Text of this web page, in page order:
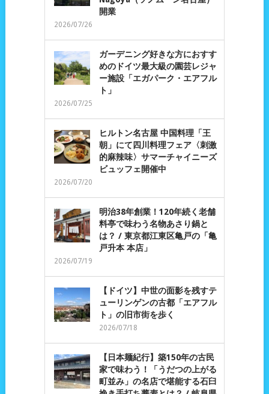
開業
2026/07/26
ガーデニング好きな方におすす
めのドイツ最大級の園芸レジャ
ー施設「エガパーク・エアフル
ト」
2026/07/25
ヒルトン名古屋 中国料理「王
朝」にて四川料理フェア〈刺激
的麻辣味〉サマーチャイニーズ
ビュッフェ開催中
2026/07/20
明治38年創業！120年続く老舗
料亭で味わう名物あさり鍋と
は？ / 東京都江東区亀戸の「亀
戸升本 本店」
2026/07/19
【ドイツ】中世の面影を残すテ
ューリンゲンの古都「エアフル
ト」の旧市街を歩く
2026/07/18
【日本麺紀行】築150年の古民
家で味わう！「うだつの上がる
町並み」の名店で堪能する石臼